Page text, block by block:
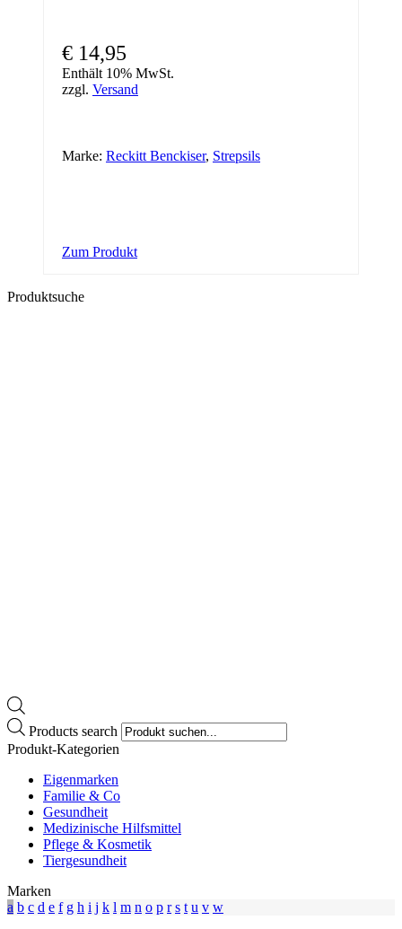
€ 14,95
Enthält 10% MwSt.
zzgl. Versand
Marke: Reckitt Benckiser, Strepsils
Zum Produkt
Produktsuche
Products search
Produkt-Kategorien
Eigenmarken
Familie & Co
Gesundheit
Medizinische Hilfsmittel
Pflege & Kosmetik
Tiergesundheit
Marken
a b c d e f g h i j k l m n o p r s t u v w